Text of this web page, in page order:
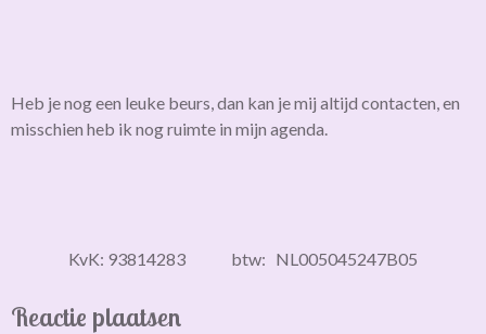
Heb je nog een leuke beurs, dan kan je mij altijd contacten, en
misschien heb ik nog ruimte in mijn agenda.
KvK: 93814283 btw: NL005045247B05
Reactie plaatsen